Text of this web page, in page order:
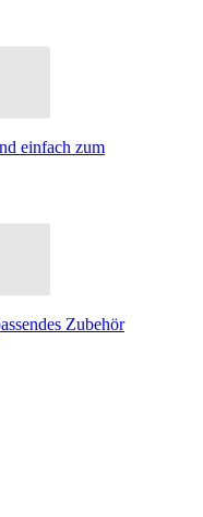
einfach zum
Zubehör